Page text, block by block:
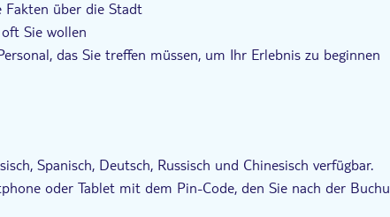
Fakten über die Stadt
Sie wollen
das Sie treffen müssen, um Ihr Erlebnis zu beginnen
Spanisch, Deutsch, Russisch und Chinesisch verfügbar.
oder Tablet mit dem Pin-Code, den Sie nach der